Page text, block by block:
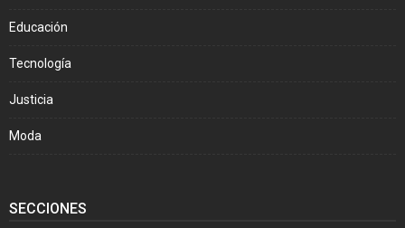
Educación
Tecnología
Justicia
Moda
SECCIONES